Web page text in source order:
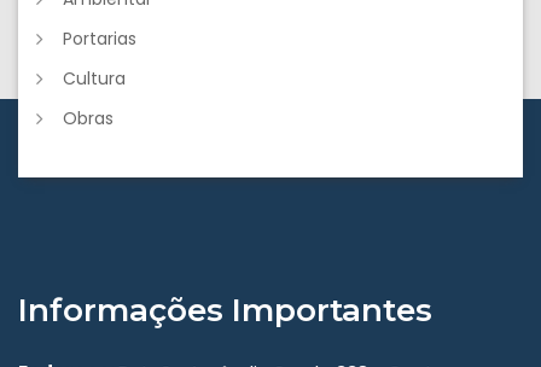
Portarias
Cultura
Obras
Informações Importantes